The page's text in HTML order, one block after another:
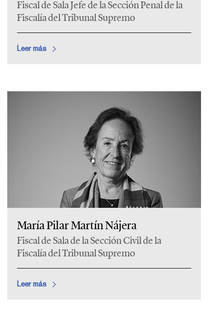
Fiscal de Sala Jefe de la Sección Penal de la
Fiscalía del Tribunal Supremo
Leer más
María Pilar Martín Nájera
Fiscal de Sala de la Sección Civil de la
Fiscalía del Tribunal Supremo
Leer más